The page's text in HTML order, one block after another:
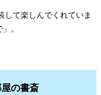
して楽しんでくれていま
。
の書斎